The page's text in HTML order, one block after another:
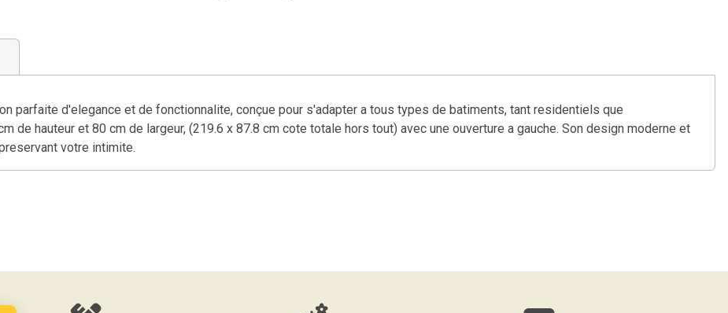
parfaite d'elegance et de fonctionnalite, conçue pour s'adapter a tous types de batiments, tant residentiels que
hauteur et 80 cm de largeur, (219.6 x 87.8 cm cote totale hors tout) avec une ouverture a gauche. Son design moderne et
votre intimite.